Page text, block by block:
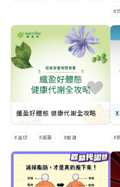
纖盈好體態 健康代謝全攻略
油切 減重 瘦身